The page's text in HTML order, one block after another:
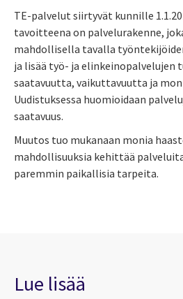
TE-palvelut siirtyvät kunnille
tavoitteena on palvelurakenne,
mahdollisella tavalla
ja lisää työ- ja elinkeinopalvelujen
saatavuutta, vaikuttavuutta ja
Uudistuksessa huomioidaan
saatavuus.
Muutos tuo mukanaan monia
mahdollisuuksia kehittää
paremmin paikallisia tarpeita.
Lue lisää